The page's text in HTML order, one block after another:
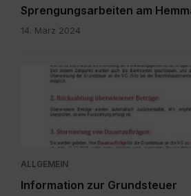
Sprengungsarbeiten am
14. März 2024
Grundsteuer
ALLGEMEIN
Information zur Grundsteuer